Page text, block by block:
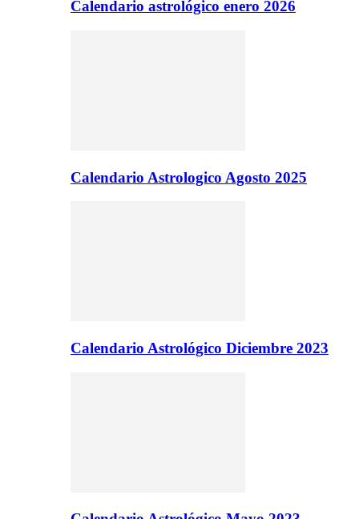
Calendario astrológico enero 2026
Calendario Astrologico Agosto 2025
Calendario Astrológico Diciembre 2023